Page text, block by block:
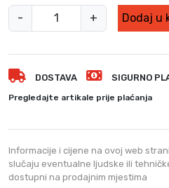
-
a
a
2
0
0
1
/
+ Dodaj u
DOSTAVA SIGURNO
Pregledajte artikale prije plaćanja
Informacije i cijene na ovoj web
slučaju eventualne ljudske ili
dostupni na prodajnim mjestima